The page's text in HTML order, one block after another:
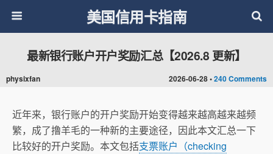
美国信用卡指南
2026-06-28 •240 Comments
最新银行账户开户奖励汇总【2026.8 更新】
physixfan
近年来，银行账户的开户奖励开始变得越来越高越来越频
繁，成了撸羊毛的一种新的主要途径，因此本文汇总一下
比较好的开户奖励。本文包括支票账户（checking